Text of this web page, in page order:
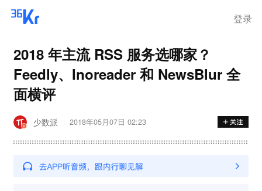
登录
2018 年主流 RSS 服务选哪家？
Feedly、Inoreader 和 NewsBlur 全
面横评
少数派 2018年05月07日 02:23